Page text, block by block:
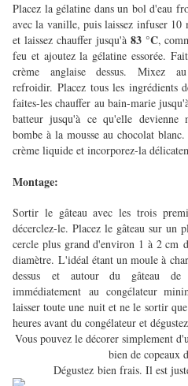
Placez la gélatine dans un bol d'eau
avec la vanille, puis laissez infuser
et laissez chauffer jusqu'à 83 °C,
feu et ajoutez la gélatine essorée.
crème anglaise dessus. Mixez
refroidir. Placez tous les ingrédients
faites-les chauffer au bain-marie
batteur jusqu'à ce qu'elle devienne
bombe à la mousse au chocolat
crème liquide et incorporez-la
Montage:
Sortir le gâteau avec les trois
décerclez-le. Placez le gâteau sur un
cercle plus grand d'environ 1 à 2 cm
diamètre. L'idéal étant un moule à
dessus et autour du gâteau
immédiatement au congélateur
laisser toute une nuit et ne le sortir
heures avant du congélateur et
Vous pouvez le décorer simplement
bien de copeaux
Dégustez bien frais. Il est